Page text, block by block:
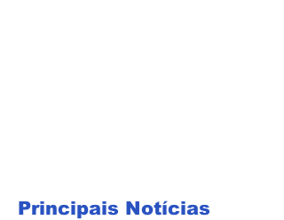
Principais Notícias